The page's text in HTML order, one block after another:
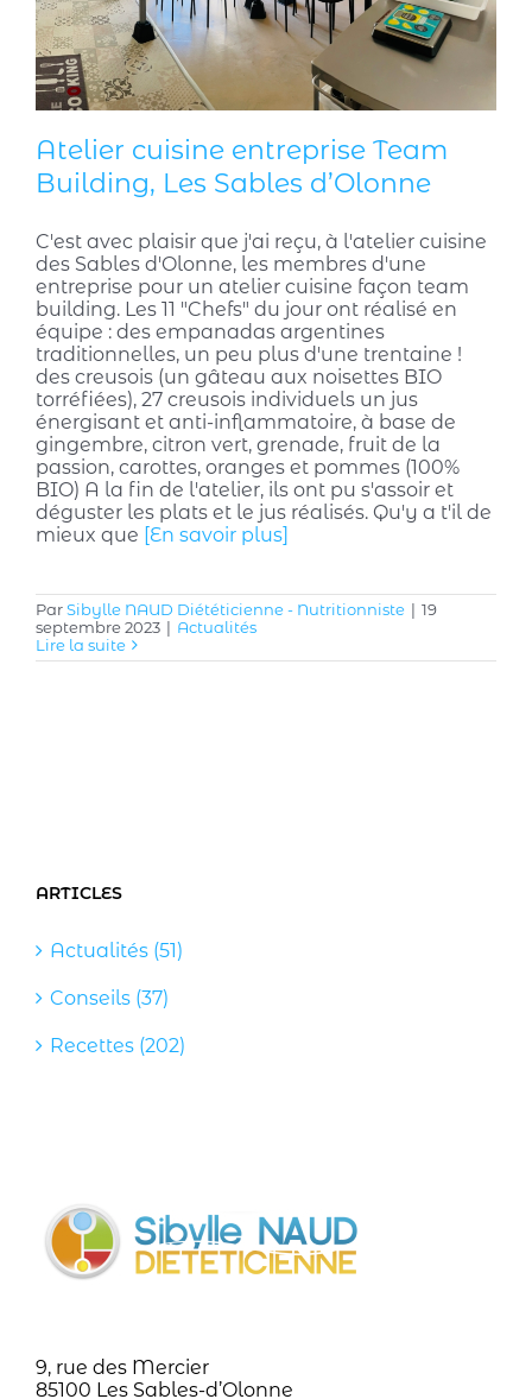
Atelier cuisine entreprise Team
Building, Les Sables d’Olonne
C'est avec plaisir que j'ai reçu, à l'atelier cuisine
des Sables d'Olonne, les membres d'une
entreprise pour un atelier cuisine façon team
building. Les 11 "Chefs" du jour ont réalisé en
équipe : des empanadas argentines
traditionnelles, un peu plus d'une trentaine !
des creusois (un gâteau aux noisettes BIO
torréfiées), 27 creusois individuels un jus
énergisant et anti-inflammatoire, à base de
gingembre, citron vert, grenade, fruit de la
passion, carottes, oranges et pommes (100%
BIO) A la fin de l'atelier, ils ont pu s'assoir et
déguster les plats et le jus réalisés. Qu'y a t'il de
mieux que [En savoir plus]
ParSibylle NAUD Diététicienne - Nutritionniste | 19
septembre 2023 | Actualités
Lire la suite
ARTICLES
Actualités (51)
Conseils (37)
Recettes (202)
9, rue des Mercier
85100 Les Sables-d’Olonne